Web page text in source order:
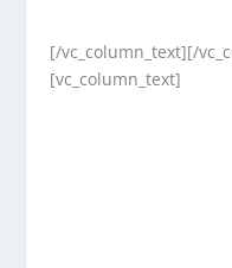
[/vc_column_text][/
[vc_column_text]